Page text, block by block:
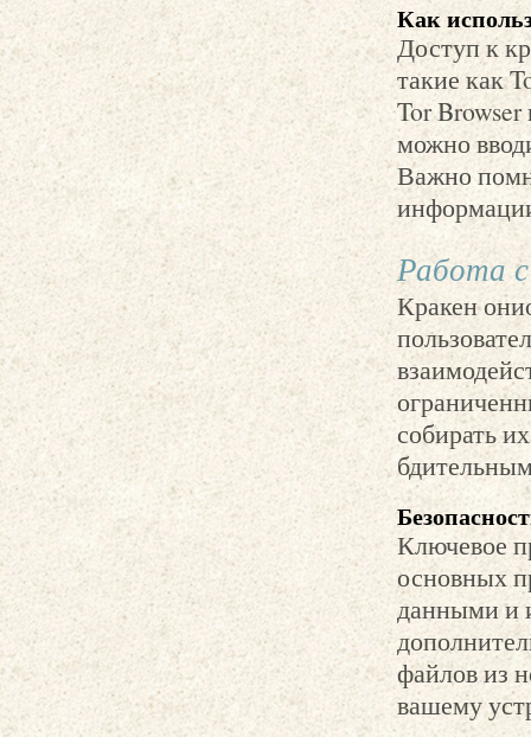
Как
Доступ к
такие как
Tor
можно
Важно
Работа
Кракен
собирать
Ключевое
основных
данными и
файлов из
вашему